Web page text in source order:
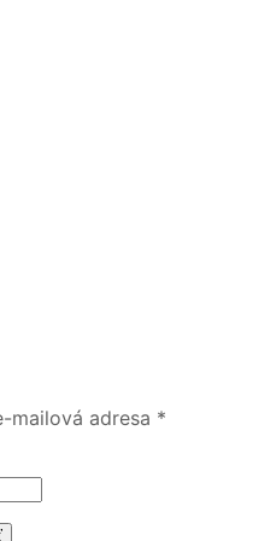
mailová adresa *